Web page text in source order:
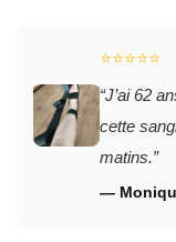
⭐️⭐️⭐️⭐️⭐️
“J’ai 62
cette
matins.”
—